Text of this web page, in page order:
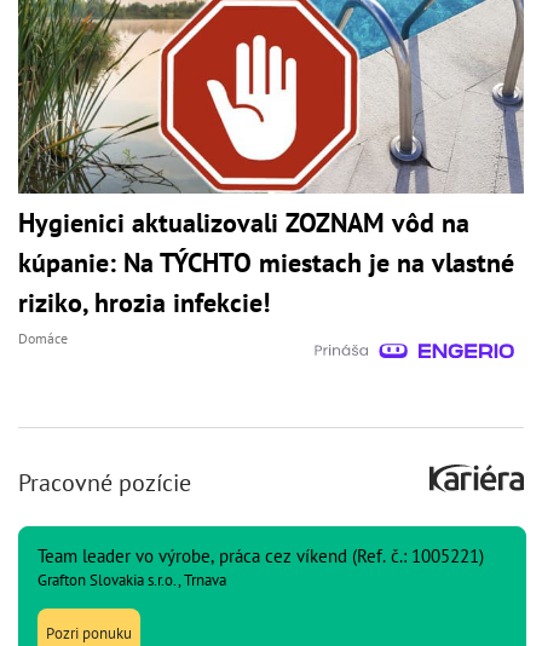
Hygienici aktualizovali ZOZNAM vôd na
kúpanie: Na TÝCHTO miestach je na vlastné
riziko, hrozia infekcie!
Domáce
Pracovné pozície
Team leader vo výrobe, práca cez víkend (Ref. č.: 1005221)
Grafton Slovakia s.r.o., Trnava
Pozri ponuku